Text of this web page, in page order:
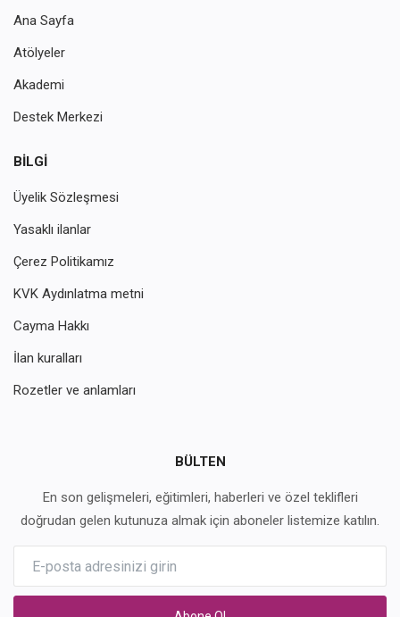
Ana Sayfa
Atölyeler
Akademi
Destek Merkezi
BILGI
Üyelik Sözleşmesi
Yasaklı ilanlar
Çerez Politikamız
KVK Aydınlatma metni
Cayma Hakkı
İlan kuralları
Rozetler ve anlamları
BÜLTEN
En son gelişmeleri, eğitimleri, haberleri ve özel teklifleri
doğrudan gelen kutunuza almak için aboneler listemize katılın.